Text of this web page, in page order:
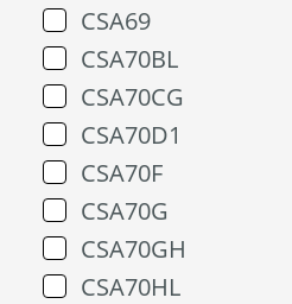
CSA69
CSA70BL
CSA70CG
CSA70D1
CSA70F
CSA70G
CSA70GH
CSA70HL